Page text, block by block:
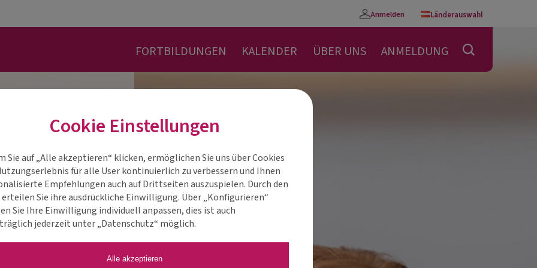
Anmelden
Konto
Länderauswahl
FORTBILDUNGEN KALENDER ÜBER UNS ANMELDUNG
Cookie Einstellungen
Sie auf „Alle akzeptieren“ klicken, ermöglichen Sie uns über Cookies
für alle User kontinuierlich zu verbessern und Ihnen
Empfehlungen auch auf Drittseiten auszuspielen. Durch den
Sie ihre ausdrückliche Einwilligung. Über „Konfigurieren“
Sie Ihre Einwilligung individuell anpassen, dies ist auch
jederzeit unter „Datenschutz“ möglich.
Alle akzeptieren